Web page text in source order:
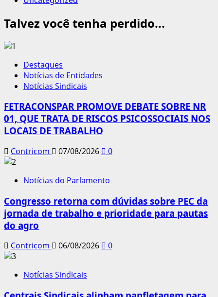
Talvez você tenha perdido...
Destaques
Notícias de Entidades
Notícias Sindicais
FETRACONSPAR PROMOVE DEBATE SOBRE NR
01, QUE TRATA DE RISCOS PSICOSSOCIAIS NOS
LOCAIS DE TRABALHO
Contricom 07/08/2026 0
Notícias do Parlamento
Congresso retorna com dúvidas sobre PEC da
jornada de trabalho e prioridade para pautas
do agro
Contricom 06/08/2026 0
Notícias Sindicais